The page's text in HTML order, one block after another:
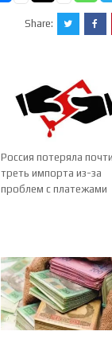
Share:
Россия потеряла почти
треть импорта из-за
проблем с платежами